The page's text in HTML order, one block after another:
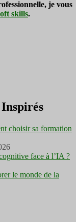
je vous
skills.
choisir sa formation
face à l’IA ?
le monde de la